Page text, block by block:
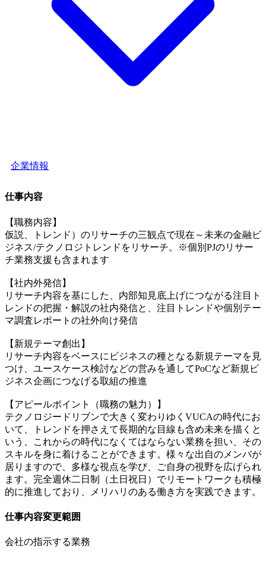
企業情報
仕事内容
【職務内容】
仮説、トレンド）のリサーチの三観点で現在～未来の金融ビ
ジネス/テクノロジトレンドをリサーチ。※個別PJのリサー
チ業務支援も含まれます
【社内外発信】
リサーチ内容を基にした、内部知見底上げにつながる注目ト
レンドの把握・解説の社内発信と、注目トレンドや個別テー
マ調査レポートの社外向け発信
【新規テーマ創出】
リサーチ内容をベースにビジネスの種となる新規テーマを見
つけ、ユースケース検討などの営みを通してPoCなど新規ビ
ジネス企画につなげる取組の推進
【アピールポイント（職務の魅力）】
テクノロジードリブンで大きく変わりゆくVUCAの時代にお
いて、トレンドを押さえて長期的な目線も含め未来を描くと
いう、これからの時代になくてはならない業務を担い、その
スキルを身に着けることができます。様々な出自のメンバが
居りますので、多様な視点を学び、ご自身の視野を広げられ
ます。完全週休二日制（土日祝日）でリモートワークも積極
的に推進しており、メリハリのある働き方を実践できます。
仕事内容変更範囲
会社の指示する業務